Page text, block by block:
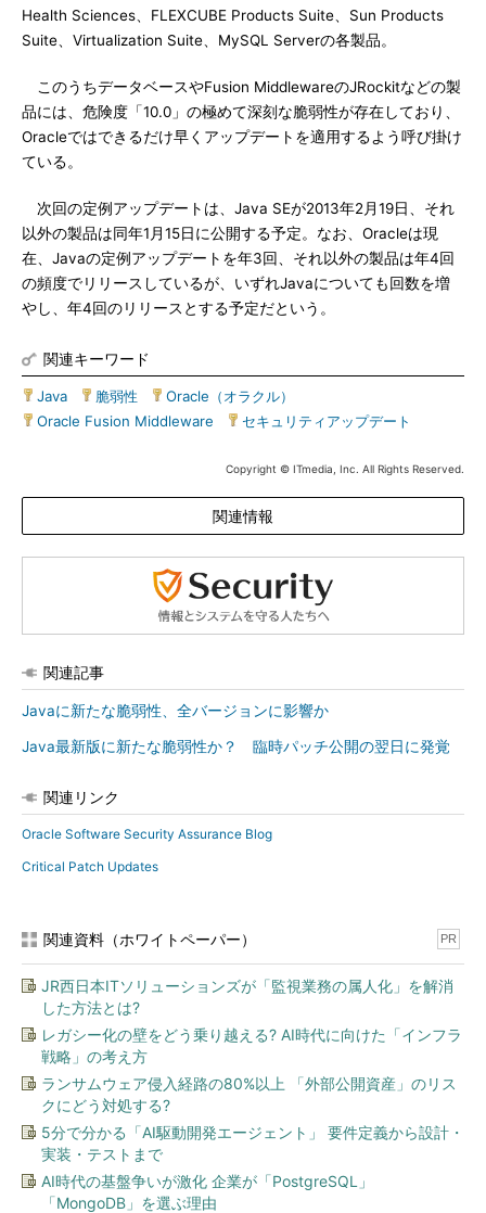
Health Sciences、FLEXCUBE Products Suite、Sun Products
Suite、Virtualization Suite、MySQL Serverの各製品。
このうちデータベースやFusion MiddlewareのJRockitなどの製
品には、危険度「10.0」の極めて深刻な脆弱性が存在しており、
Oracleではできるだけ早くアップデートを適用するよう呼び掛け
ている。
次回の定例アップデートは、Java SEが2013年2月19日、それ
以外の製品は同年1月15日に公開する予定。なお、Oracleは現
在、Javaの定例アップデートを年3回、それ以外の製品は年4回
の頻度でリリースしているが、いずれJavaについても回数を増
やし、年4回のリリースとする予定だという。
関連キーワード
Java 脆弱性 Oracle（オラクル）
Oracle Fusion Middleware
セキュリティアップデート
Copyright © ITmedia, Inc. All Rights Reserved.
関連情報
関連記事
Javaに新たな脆弱性、全バージョンに影響か
Java最新版に新たな脆弱性か？ 臨時パッチ公開の翌日に発覚
関連リンク
Oracle Software Security Assurance Blog
Critical Patch Updates
関連資料（ホワイトペーパー） PR
JR西日本ITソリューションズが「監視業務の属人化」を解消
した方法とは?
レガシー化の壁をどう乗り越える? AI時代に向けた「インフラ
戦略」の考え方
ランサムウェア侵入経路の80%以上 「外部公開資産」のリス
クにどう対処する?
5分で分かる「AI駆動開発エージェント」 要件定義から設計・
実装・テストまで
AI時代の基盤争いが激化 企業が「PostgreSQL」
「MongoDB」を選ぶ理由